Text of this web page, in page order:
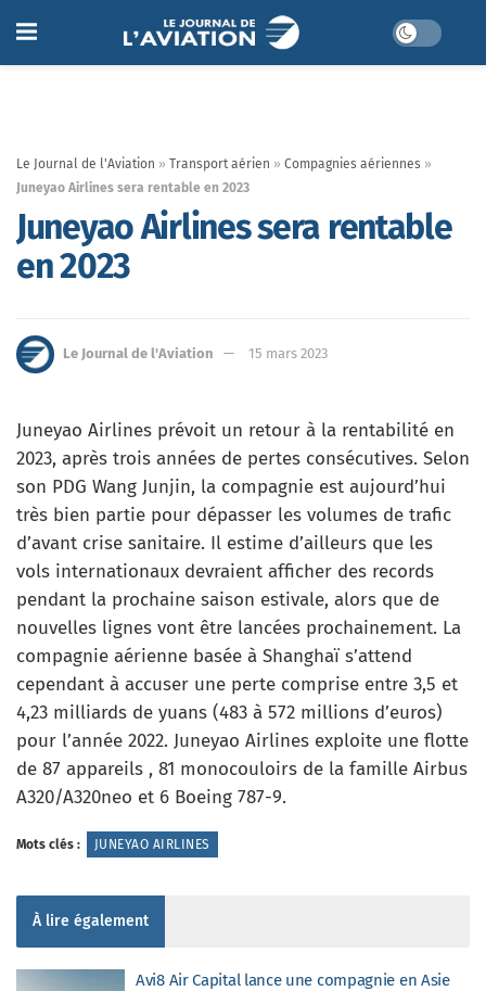
Le Journal de l'Aviation » Transport aérien » Compagnies aériennes »
Juneyao Airlines sera rentable en 2023
Juneyao Airlines sera rentable
en 2023
Le Journal de l'Aviation 15 mars 2023
Juneyao Airlines prévoit un retour à la rentabilité en
2023, après trois années de pertes consécutives. Selon
son PDG Wang Junjin, la compagnie est aujourd’hui
très bien partie pour dépasser les volumes de trafic
d’avant crise sanitaire. Il estime d’ailleurs que les
vols internationaux devraient afficher des records
pendant la prochaine saison estivale, alors que de
nouvelles lignes vont être lancées prochainement. La
compagnie aérienne basée à Shanghaï s’attend
cependant à accuser une perte comprise entre 3,5 et
4,23 milliards de yuans (483 à 572 millions d’euros)
pour l’année 2022. Juneyao Airlines exploite une flotte
de 87 appareils , 81 monocouloirs de la famille Airbus
A320/A320neo et 6 Boeing 787-9.
Mots clés : JUNEYAO AIRLINES
À lire également
Avi8 Air Capital lance une compagnie en Asie